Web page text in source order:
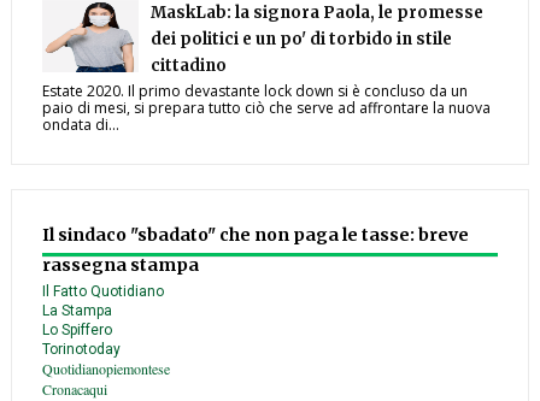
MaskLab: la signora Paola, le promesse
dei politici e un po' di torbido in stile
cittadino
Estate 2020. Il primo devastante lock down si è concluso da un
paio di mesi, si prepara tutto ciò che serve ad affrontare la nuova
ondata di...
Il sindaco "sbadato" che non paga le tasse: breve
rassegna stampa
Il Fatto Quotidiano
La Stampa
Lo Spiffero
Torinotoday
Quotidianopiemontese
Cronacaqui